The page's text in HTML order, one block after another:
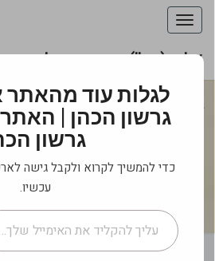
Toggle
navigation
אלוף (מיל') גרשון הכהן |
אלוף
הכהן |
הרשמי של
הכהן
מה לאומי בביטחון
לגלות עוד מהאתר
גרשון הכהן |
גרשון
כדי להמשיך לקרוא ולקבל גישה
עכשיו.
עליך להקליד את האימייל שלך…